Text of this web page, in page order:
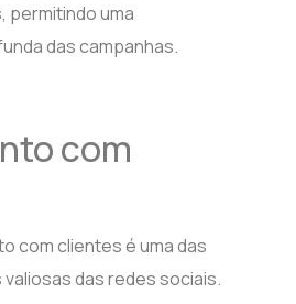
uma
das campanhas.
com
com clientes é uma das
das redes sociais.